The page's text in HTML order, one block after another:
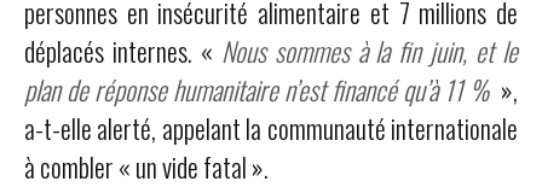
personnes en insécurité alimentaire et 7 millions de
déplacés internes. « Nous sommes à la fin juin, et le
plan de réponse humanitaire n’est financé qu’à 11 % »,
a-t-elle alerté, appelant la communauté internationale
à combler « un vide fatal ».